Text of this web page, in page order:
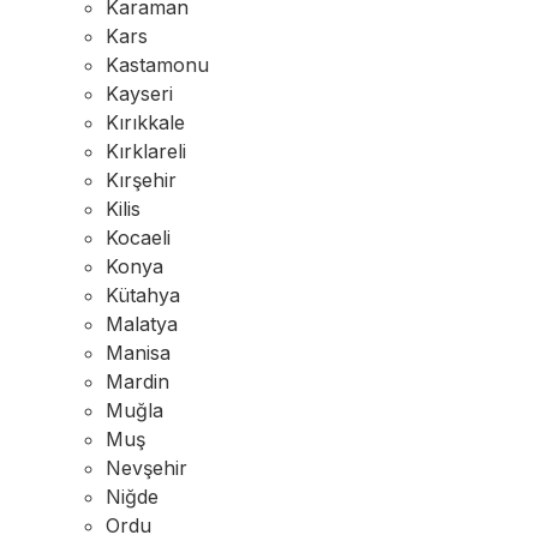
Karaman
Kars
Kastamonu
Kayseri
Kırıkkale
Kırklareli
Kırşehir
Kilis
Kocaeli
Konya
Kütahya
Malatya
Manisa
Mardin
Muğla
Muş
Nevşehir
Niğde
Ordu